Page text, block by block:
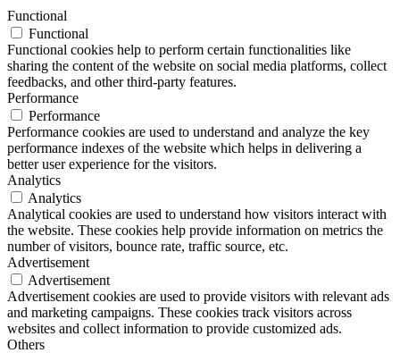
Functional
Functional
Functional cookies help to perform certain functionalities like
sharing the content of the website on social media platforms, collect
feedbacks, and other third-party features.
Performance
Performance
Performance cookies are used to understand and analyze the key
performance indexes of the website which helps in delivering a
better user experience for the visitors.
Analytics
Analytics
Analytical cookies are used to understand how visitors interact with
the website. These cookies help provide information on metrics the
number of visitors, bounce rate, traffic source, etc.
Advertisement
Advertisement
Advertisement cookies are used to provide visitors with relevant ads
and marketing campaigns. These cookies track visitors across
websites and collect information to provide customized ads.
Others